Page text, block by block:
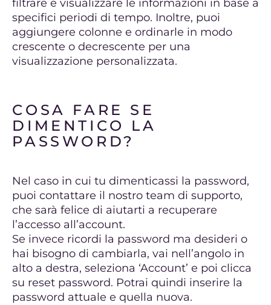
filtrare e visualizzare le informazioni in base a
specifici periodi di tempo. Inoltre, puoi
aggiungere colonne e ordinarle in modo
crescente o decrescente per una
visualizzazione personalizzata.
COSA FARE SE
DIMENTICO LA
PASSWORD?
Nel caso in cui tu dimenticassi la password,
puoi contattare il nostro team di supporto,
che sarà felice di aiutarti a recuperare
l’accesso all’account.
Se invece ricordi la password ma desideri o
hai bisogno di cambiarla, vai nell’angolo in
alto a destra, seleziona ‘Account’ e poi clicca
su reset password. Potrai quindi inserire la
password attuale e quella nuova.